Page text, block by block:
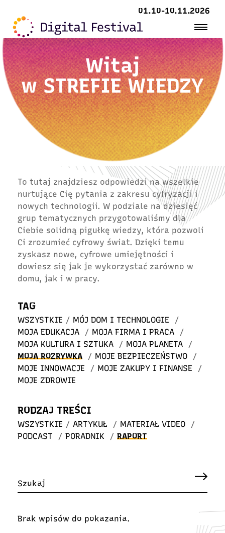
01.10-10.11.2026
Witaj
wSTREFIE WIEDZY
To tutaj znajdziesz odpowiedzi na wszelkie
nurtujące Cię pytania z zakresu cyfryzacji i
nowych technologii. W podziale na dziesięć
grup tematycznych przygotowaliśmy dla
Ciebie solidną pigułkę wiedzy, która pozwoli
Ci zrozumieć cyfrowy świat. Dzięki temu
zyskasz nowe, cyfrowe umiejętności i
dowiesz się jak je wykorzystać zarówno w
domu, jak i w pracy.
TAG
WSZYSTKIE / MÓJ DOM I TECHNOLOGIE
/
MOJA EDUKACJA
/ MOJA FIRMA I PRACA
/
MOJA KULTURA I SZTUKA
/ MOJA PLANETA
/
MOJA ROZRYWKA
/ MOJE BEZPIECZEŃSTWO
/
MOJE INNOWACJE
/ MOJE ZAKUPY I FINANSE
/
MOJE ZDROWIE
RODZAJ TREŚCI
WSZYSTKIE / ARTYKUŁ / MATERIAŁ VIDEO
/
PODCAST
/ PORADNIK / RAPORT
Brak wpisów do pokazania.